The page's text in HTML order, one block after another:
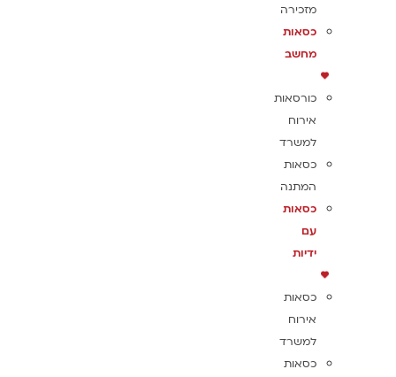
מזכירה
כסאות
מחשב
כורסאות
אירוח
למשרד
כסאות
המתנה
כסאות
עם
ידיות
כסאות
אירוח
למשרד
כסאות